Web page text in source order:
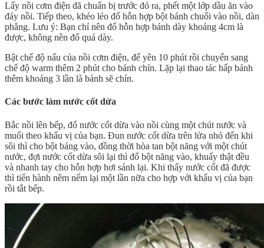
Lấy nồi cơm điện đã chuẩn bị trước đó ra, phết một lớp dầu ăn vào
đáy nồi. Tiếp theo, khéo léo đổ hỗn hợp bột bánh chuối vào nồi, dàn
phẳng. Lưu ý: Bạn chỉ nên đổ hỗn hợp bánh dày khoảng 4cm là
được, không nên đổ quá dày.
Bật chế độ nấu của nồi cơm điện, để yên 10 phút rồi chuyển sang
chế độ warm thêm 2 phút cho bánh chín. Lặp lại thao tác hấp bánh
thêm khoảng 3 lần là bánh sẽ chín.
Các bước làm nước cốt dừa
Bắc nồi lên bếp, đổ nước cốt dừa vào nồi cùng một chút nước và
muối theo khẩu vị của bạn. Đun nước cốt dừa trên lửa nhỏ đến khi
sôi thì cho bột báng vào, đồng thời hòa tan bột năng với một chút
nước, đợi nước cốt dừa sôi lại thì đổ bột năng vào, khuấy thật đều
và nhanh tay cho hỗn hợp hơi sánh lại. Khi thấy nước cốt đã được
thì tiến hành nêm nếm lại một lần nữa cho hợp với khẩu vị của bạn
rồi tắt bếp.